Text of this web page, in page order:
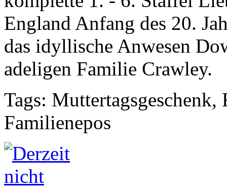
England Anfang des 20.
das idyllische Anwesen
adeligen Familie Crawley.
Tags:
Familienepos